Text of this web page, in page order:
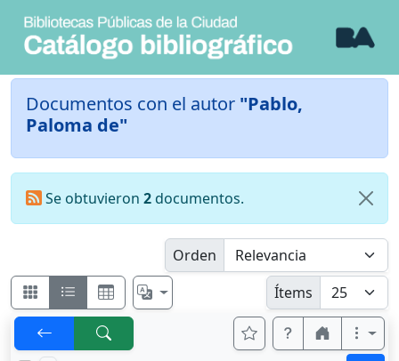
Documentos con el autor "Pablo,
Paloma de"
Se obtuvieron 2documentos.
Orden
Ítems